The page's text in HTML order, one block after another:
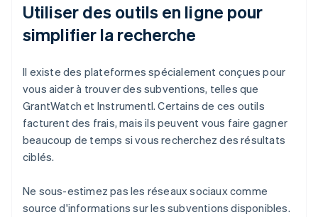
Utiliser des outils en ligne pour
simplifier la recherche
Il existe des plateformes spécialement conçues pour
vous aider à trouver des subventions, telles que
GrantWatch et Instrumentl. Certains de ces outils
facturent des frais, mais ils peuvent vous faire gagner
beaucoup de temps si vous recherchez des résultats
ciblés.
Ne sous-estimez pas les réseaux sociaux comme
source d'informations sur les subventions disponibles.